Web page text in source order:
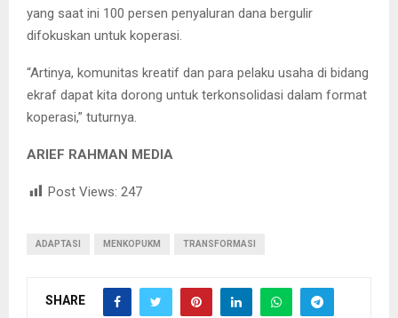
yang saat ini 100 persen penyaluran dana bergulir
difokuskan untuk koperasi.
“Artinya, komunitas kreatif dan para pelaku usaha di bidang
ekraf dapat kita dorong untuk terkonsolidasi dalam format
koperasi,” tuturnya.
ARIEF RAHMAN MEDIA
Post Views: 247
ADAPTASI MENKOPUKM TRANSFORMASI
SHARE